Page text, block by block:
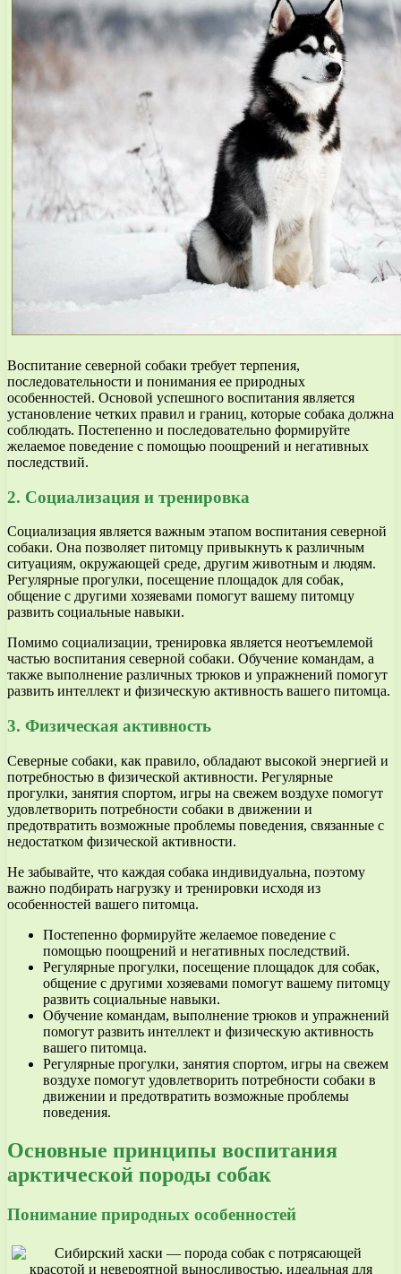
Воспитание северной собаки требует терпения,
последовательности и понимания ее природных
особенностей. Основой успешного воспитания является
установление четких правил и границ, которые собака должна
соблюдать. Постепенно и последовательно формируйте
желаемое поведение с помощью поощрений и негативных
последствий.
2. Социализация и тренировка
Социализация является важным этапом воспитания северной
собаки. Она позволяет питомцу привыкнуть к различным
ситуациям, окружающей среде, другим животным и людям.
Регулярные прогулки, посещение площадок для собак,
общение с другими хозяевами помогут вашему питомцу
развить социальные навыки.
Помимо социализации, тренировка является неотъемлемой
частью воспитания северной собаки. Обучение командам, а
также выполнение различных трюков и упражнений помогут
развить интеллект и физическую активность вашего питомца.
3. Физическая активность
Северные собаки, как правило, обладают высокой энергией и
потребностью в физической активности. Регулярные
прогулки, занятия спортом, игры на свежем воздухе помогут
удовлетворить потребности собаки в движении и
предотвратить возможные проблемы поведения, связанные с
недостатком физической активности.
Не забывайте, что каждая собака индивидуальна, поэтому
важно подбирать нагрузку и тренировки исходя из
особенностей вашего питомца.
Постепенно формируйте желаемое поведение с
помощью поощрений и негативных последствий.
Регулярные прогулки, посещение площадок для собак,
общение с другими хозяевами помогут вашему питомцу
развить социальные навыки.
Обучение командам, выполнение трюков и упражнений
помогут развить интеллект и физическую активность
вашего питомца.
Регулярные прогулки, занятия спортом, игры на свежем
воздухе помогут удовлетворить потребности собаки в
движении и предотвратить возможные проблемы
поведения.
Основные принципы воспитания
арктической породы собак
Понимание природных особенностей